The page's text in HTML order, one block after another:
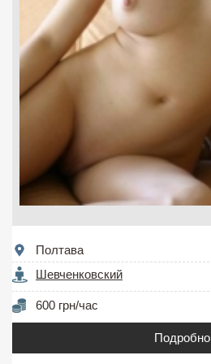
Полтава
Шевченковский
600 грн/час
Подробно